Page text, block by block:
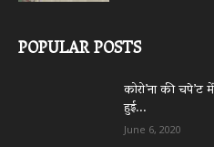
POPULAR POSTS
कोरो’ना की
हुई...
June 6, 2020